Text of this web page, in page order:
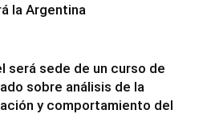
la Argentina
será sede de un curso de
sobre análisis de la
y comportamiento del